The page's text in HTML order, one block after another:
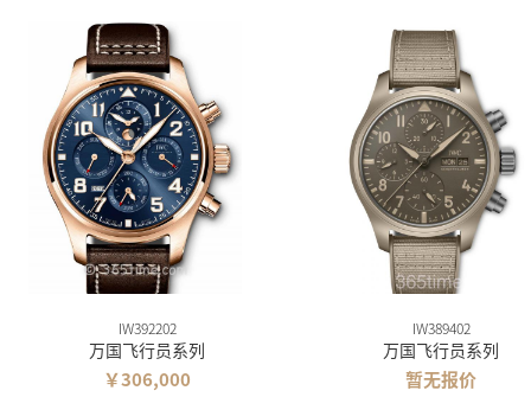
IW392202
万国飞行员系列
￥306,000
IW389402
万国飞行员系列
暂无报价